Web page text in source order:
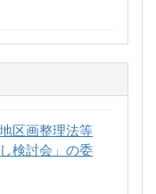
区画整理法等
検討会」の委